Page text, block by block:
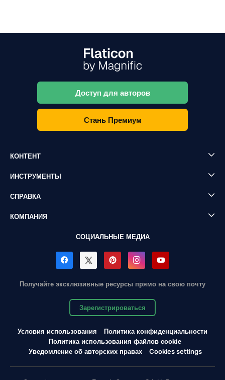
Доступ для авторов
Стань Премиум
КОНТЕНТ
ИНСТРУМЕНТЫ
СПРАВКА
КОМПАНИЯ
СОЦИАЛЬНЫЕ МЕДИА
Получайте эксклюзивные ресурсы прямо на свою почту
Зарегистрироваться
Условия использования
Политика конфиденциальности
Политика использования файлов cookie
Уведомление об авторских правах
Cookies settings